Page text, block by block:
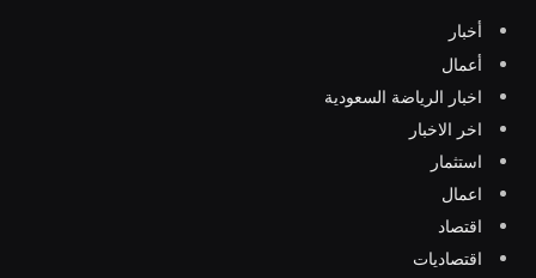
أخبار
أعمال
اخبار الرياضة السعودية
اخر الاخبار
استثمار
اعمال
اقتصاد
اقتصاديات